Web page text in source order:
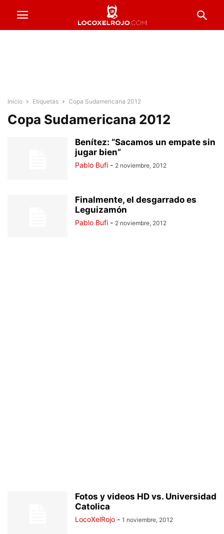
Inicio Etiquetas Copa Sudamericana 2012
Copa Sudamericana 2012
Benítez: “Sacamos un empate sin
jugar bien”
Pablo Bufi - 2 noviembre, 2012
Finalmente, el desgarrado es
Leguizamón
Pablo Bufi - 2 noviembre, 2012
Fotos y videos HD vs. Universidad
Catolica
LocoXelRojo - 1 noviembre, 2012